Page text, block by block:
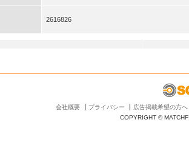
2616826
会社概要 プライバシー
広告掲載希望の方へ
COPYRIGHT ©